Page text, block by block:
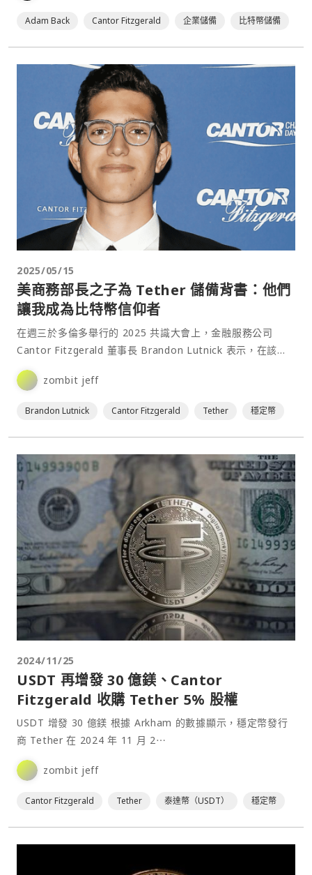
Adam Back Cantor Fitzgerald 企業儲備 比特幣儲備
2025/05/15
美商務部長之子為 Tether 儲備背書：他們
讓我成為比特幣信仰者
在週三於多倫多舉行的 2025 共識大會上，金融服務公司
Cantor Fitzgerald 董事長 Brandon Lutnick 表示，在該公
司與穩定幣巨頭 T⋯
zombit jeff
Brandon Lutnick Cantor Fitzgerald Tether 穩定幣
2024/11/25
USDT 再增發 30 億鎂、Cantor
Fitzgerald 收購 Tether 5% 股權
USDT 增發 30 億鎂 根據 Arkham 的數據顯示，穩定幣發行
商 Tether 在 2024 年 11 月 2⋯
zombit jeff
Cantor Fitzgerald Tether 泰達幣（USDT） 穩定幣